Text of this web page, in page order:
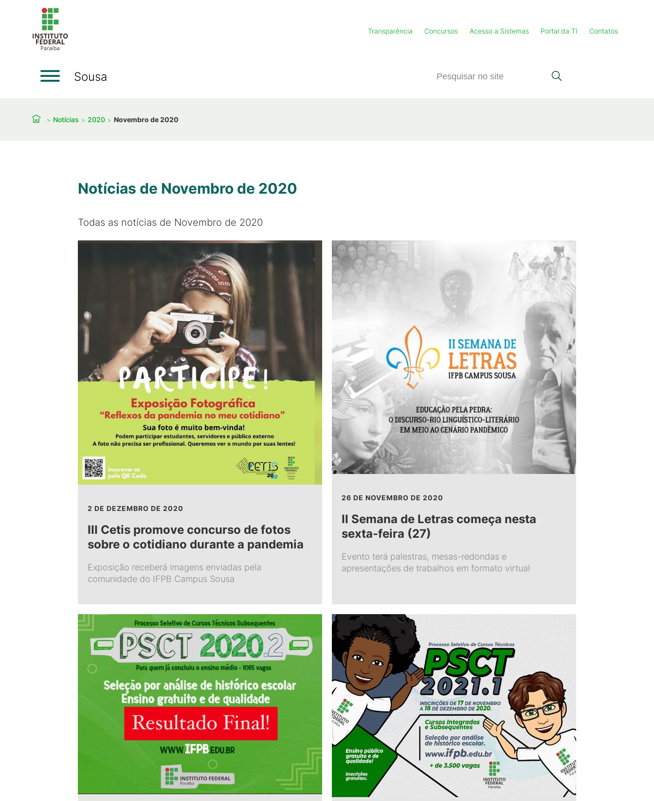
Transparência Concursos Acesso a Sistemas Portal da TI Contatos
Sousa
Notícias 2020 Novembro de 2020
Notícias de Novembro de 2020
Todas as notícias de Novembro de 2020
2 DE DEZEMBRO DE 2020
III Cetis promove concurso de fotos
sobre o cotidiano durante a pandemia
Exposição receberá imagens enviadas pela
comunidade do IFPB Campus Sousa
26 DE NOVEMBRO DE 2020
II Semana de Letras começa nesta
sexta-feira (27)
Evento terá palestras, mesas-redondas e
apresentações de trabalhos em formato virtual